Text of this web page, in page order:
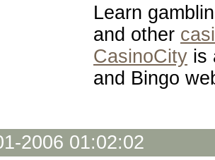
Learn
and other
CasinoCity is
and Bingo
2006 01:02:02